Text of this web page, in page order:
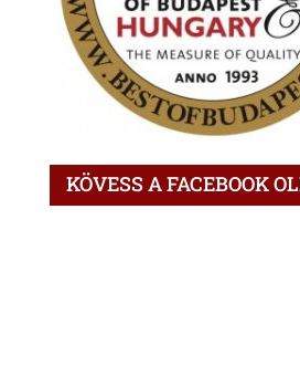
KÖVESS A FACEBOOK